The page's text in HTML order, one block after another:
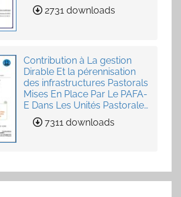
2731 downloads
Contribution à La gestion
Dirable Et la pérennisation
des infrastructures Pastorals
Mises En Place Par Le PAFA-
E Dans Les Unités Pastorales
de Loumby et Toung dans
La Région Louga
7311 downloads